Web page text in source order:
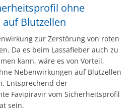
ohne
Blutzellen
zur Zerstörung von roten
Da es beim Lassafieber auch zu
kann, wäre es von Vorteil,
Nebenwirkungen auf Blutzellen
Entsprechend der
Favipiravir vom Sicherheitsprofil
sein.